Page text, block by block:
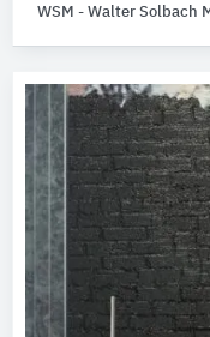
WSM - Walter Solbach